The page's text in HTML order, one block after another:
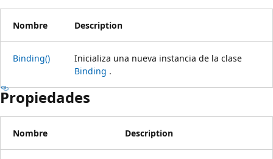
Nombre Description
Binding()
Inicializa una nueva instancia de la clase
Binding .
Propiedades
Nombre Description